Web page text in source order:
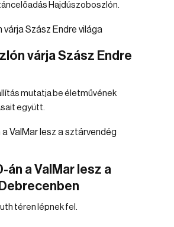
Hajdúszoboszlón.
várja Szász Endre
mutatja be életművének
együtt.
a ValMar lesz a
téren lépnek fel.